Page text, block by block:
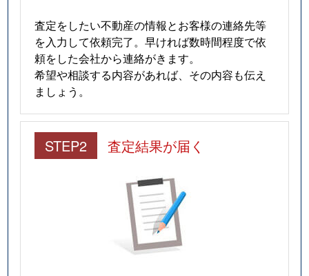
査定をしたい不動産の情報とお客様の連絡先等
を入力して依頼完了。早ければ数時間程度で依
頼をした会社から連絡がきます。
希望や相談する内容があれば、その内容も伝え
ましょう。
STEP2 査定結果が届く